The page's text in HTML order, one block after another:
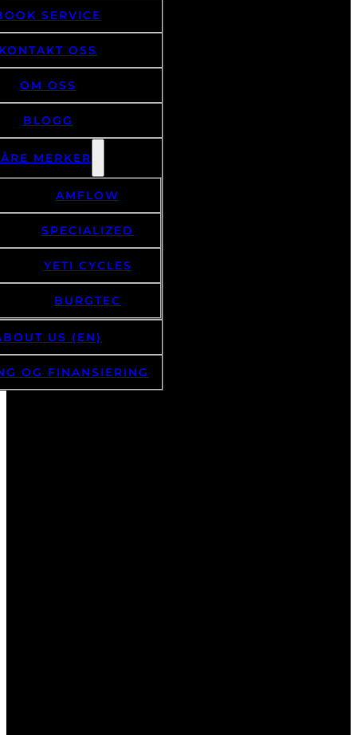
SERVICE
OSS
OM OSS
BLOGG
MERKER
AMFLOW
SPECIALIZED
YETI CYCLES
BURGTEC
US (EN)
OG FINANSIERING